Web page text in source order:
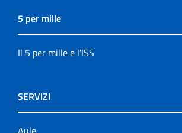
5 per mille
Il 5 per mille e l'ISS
SERVIZI